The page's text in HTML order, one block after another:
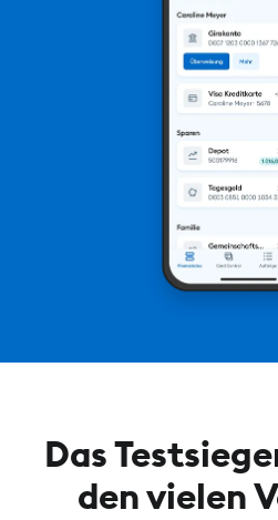
Das
den vielen